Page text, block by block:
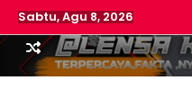
Skip
to
content
Sabtu, Agu 8, 2026